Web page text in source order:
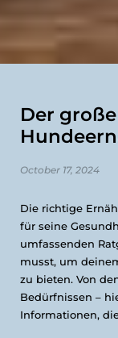
Der
October 17, 2024
Die richtige
für seine
umfassenden
musst, um
zu bieten. Von
Bedürfnissen –
Informationen,